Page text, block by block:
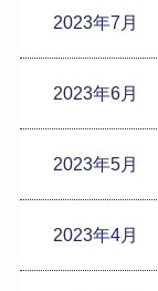
2023年7月
2023年6月
2023年5月
2023年4月